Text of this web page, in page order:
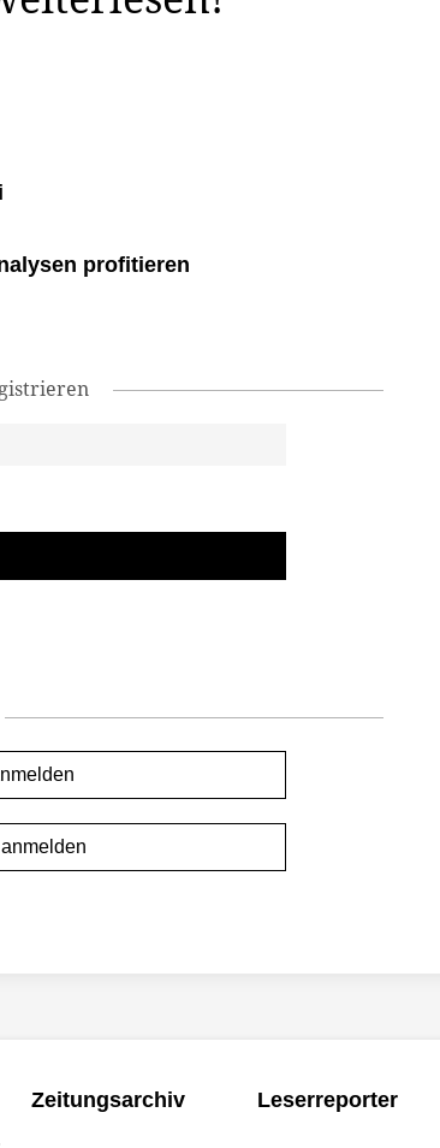
profitieren
Zeitungsarchiv Leserreporter